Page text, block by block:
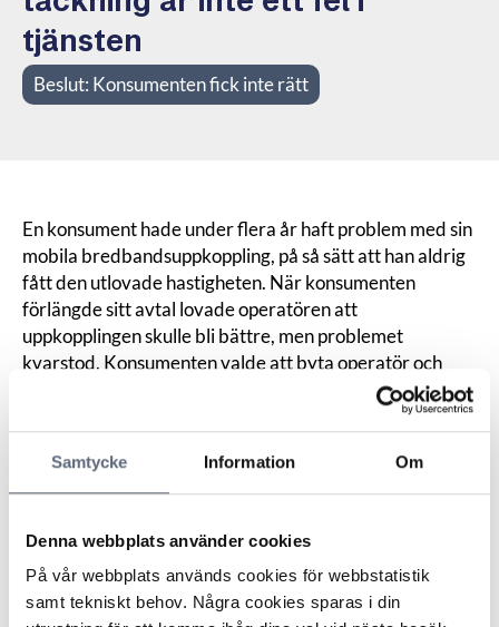
Samtycke Information Om
Denna webbplats använder cookies
På vår webbplats används cookies för webbstatistik
samt tekniskt behov. Några cookies sparas i din
tjänsten
Beslut: Konsumenten fick inte rätt
En konsument hade under flera år haft problem med sin
mobila bredbandsuppkoppling, på så sätt att han aldrig
fått den utlovade hastigheten. När konsumenten
förlängde sitt avtal lovade operatören att
uppkopplingen skulle bli bättre, men problemet
kvarstod. Konsumenten valde att byta operatör och
Konsumenten begärde därför att få avsluta sitt
heller betala slutfakturan som han fick när han sa upp
avtalet.
utlovad hastighet utan att avtalet avsåg en
normalhastighet. Men normalhastigheten förutsätter
att det finns täckning på platsen för användandet.